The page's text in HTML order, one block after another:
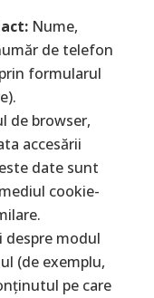
Nume,
de telefon
formularul
de browser,
accesării
date sunt
cookie-
modul
(de exemplu,
pe care